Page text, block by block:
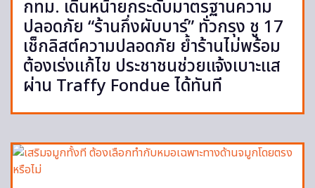
กทม. เดินหน้ายกระดับมาตรฐานความ
ปลอดภัย “ร้านกึ่งผับบาร์” ทั่วกรุง ชู 17
เช็กลิสต์ความปลอดภัย ย้ำร้านไม่พร้อม
ต้องเร่งแก้ไข ประชาชนช่วยแจ้งเบาะแส
ผ่าน Traffy Fondue ได้ทันที